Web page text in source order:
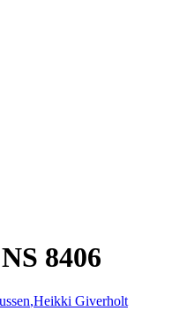
8406
,Heikki Giverholt